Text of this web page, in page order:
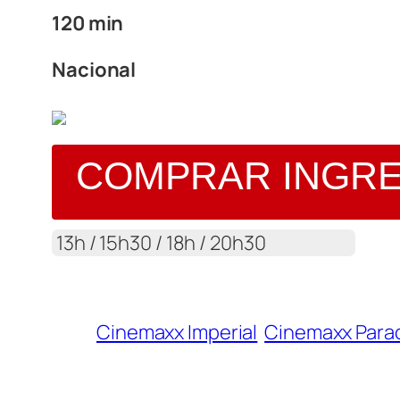
120 min
Nacional
COMPRAR
13h / 15h30 / 18h / 20h30
Cinemaxx Imperial Cinemaxx